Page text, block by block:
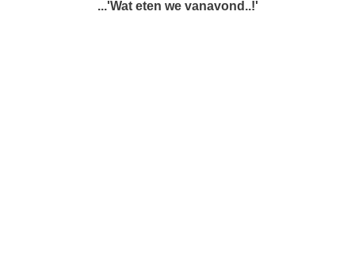
...'Wat eten we vanavond..!'